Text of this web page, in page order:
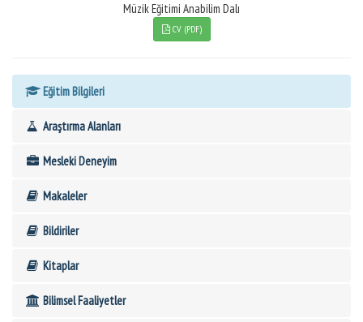
Müzik Eğitimi Anabilim Dalı
CV (PDF)
Eğitim Bilgileri
Araştırma Alanları
Mesleki Deneyim
Makaleler
Bildiriler
Kitaplar
Bilimsel Faaliyetler